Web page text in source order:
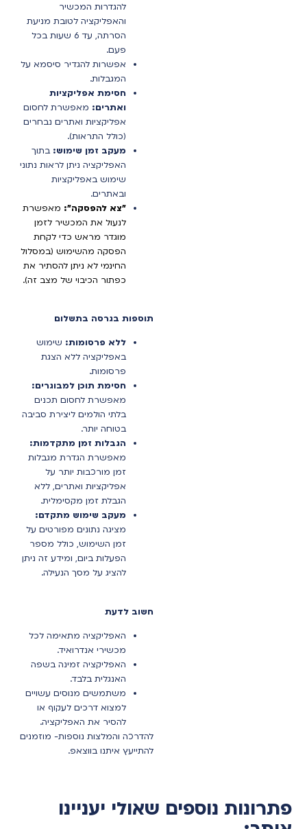
להגדרות המכשיר
והאפליקציה לטובת מניעת
הסרתה, עד 6 שעות בכל
פעם.
אפשרות להגדיר סיסמא על
המגבלות.
חסימת אפליקציות
ואתרים:מאפשרת לחסום
אפליקציות ואתרים נבחרים
(כולל התראות).
מעקב זמן שימוש:בתוך
האפליקציה ניתן לראות נתוני
שימוש באפליקציות
ובאתרים.
"צא להפסקה":מאפשרת
לנעול את המכשיר לזמן
מוגדר מראש כדי לקחת
הפסקה מהשימוש (במסלול
החינמי לא ניתן להסתיר את
כפתור הכיבוי של מצב זה).
תוספות בגרסה בתשלום
ללא פרסומות:שימוש
באפליקציה ללא הצגת
פרסומות.
חסימת תוכן למבוגרים:
מאפשרת לחסום תכנים
בלתי הולמים ליצירת סביבה
בטוחה יותר.
הגבלות זמן מתקדמות:
מאפשרת הגדרת מגבלות
זמן מורכבות יותר על
אפליקציות ואתרים, ללא
הגבלת זמן מקסימלית.
מעקב שימוש מתקדם:
מציגה נתונים מפורטים על
זמן השימוש, כולל מספר
הפעלות ביום, ומידע זה ניתן
להציג על מסך הנעילה.
חשוב לדעת
האפליקציה מתאימה לכל
מכשירי אנדרואיד.
האפליקציה זמינה בשפה
האנגלית בלבד.
משתמשים מנוסים עשויים
למצוא דרכים לעקוף או
להסיר את האפליקציה.
להדרכה והמלצות נוספות- מוזמנים
להתייעץ איתנו בווצאפ.
פתרונות נוספים שאולי יעניינו